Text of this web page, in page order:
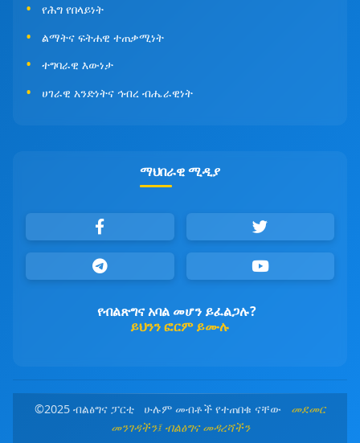
የሕግ የበላይነት
ልማትና ፍትሐዊ ተጠቃሚነት
ተግባራዊ እውነታ
ሀገራዊ አንድነትና ኅብረ ብሔራዊነት
ማህበራዊ ሚዲያ
የብልጽግና አባል መሆን ይፈልጋሉ?
ይህንን ፎርም ይሙሉ
©2025 ብልፅግና ፓርቲ ሁሉም መብቶች የተጠበቁ ናቸው መደመር
መንገዳችን፤ ብልፅግና መዳረሻችን